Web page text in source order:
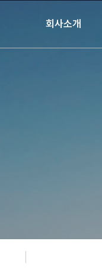
회사소개